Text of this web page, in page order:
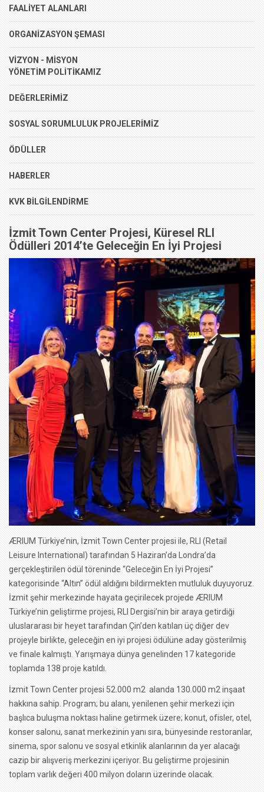
FAALİYET ALANLARI
ORGANİZASYON ŞEMASI
VİZYON - MİSYON
YÖNETİM POLİTİKAMIZ
DEĞERLERİMİZ
SOSYAL SORUMLULUK PROJELERİMİZ
ÖDÜLLER
HABERLER
KVK BİLGİLENDİRME
İzmit Town Center Projesi, Küresel RLI
Ödülleri 2014’te Geleceğin En İyi Projesi
ÆRIUM Türkiye’nin, İzmit Town Center projesi ile, RLI (Retail
Leisure International) tarafından 5 Haziran’da Londra’da
gerçekleştirilen ödül töreninde “Geleceğin En İyi Projesi”
kategorisinde “Altın” ödül aldığını bildirmekten mutluluk duyuyoruz.
İzmit şehir merkezinde hayata geçirilecek projede ÆRIUM
Türkiye’nin geliştirme projesi, RLI Dergisi’nin bir araya getirdiği
uluslararası bir heyet tarafından Çin’den katılan üç diğer dev
projeyle birlikte, geleceğin en iyi projesi ödülüne aday gösterilmiş
ve finale kalmıştı. Yarışmaya dünya genelinden 17 kategoride
toplamda 138 proje katıldı.
İzmit Town Center projesi 52.000 m2 alanda 130.000 m2 inşaat
hakkına sahip. Program; bu alanı, yenilenen şehir merkezi için
başlıca buluşma noktası haline getirmek üzere; konut, ofisler, otel,
konser salonu, sanat merkezinin yanı sıra, bünyesinde restoranlar,
sinema, spor salonu ve sosyal etkinlik alanlarının da yer alacağı
cazip bir alışveriş merkezini içeriyor. Bu geliştirme projesinin
toplam varlık değeri 400 milyon doların üzerinde olacak.